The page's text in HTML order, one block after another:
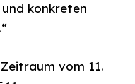
konkreten
vom 11.